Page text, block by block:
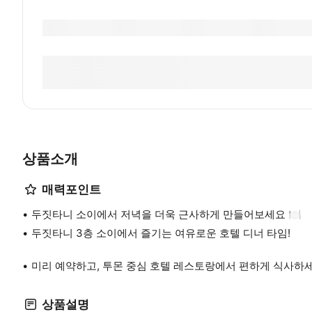
상품소개
매력포인트
두짓타니 소이에서 저녁을 더욱 근사하게 만들어보세요 🍽️
두짓타니 3층 소이에서 즐기는 여유로운 호텔 디너 타임!
미리 예약하고, 투몬 중심 호텔 레스토랑에서 편하게 식사하
상품설명